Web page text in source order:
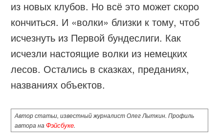
из новых клубов. Но всё это может скоро
кончиться. И «волки» близки к тому, чтоб
исчезнуть из Первой бундеслиги. Как
исчезли настоящие волки из немецких
лесов. Остались в сказках, преданиях,
названиях объектов.
Автор статьи, известный журналист Олег Лыткин. Профиль
автора наФэйсбуке.